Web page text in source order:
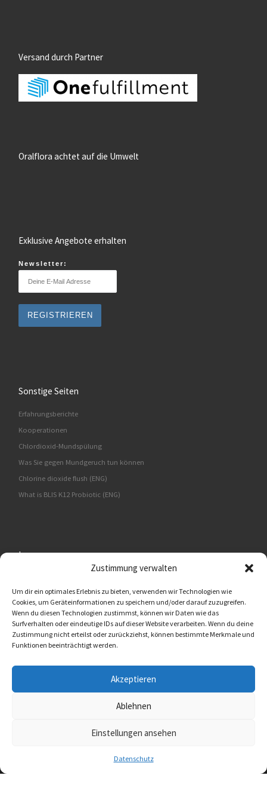
Zustimmung verwalten
Um dir ein optimales Erlebnis zu bieten, verwenden wir Technologien wie
Cookies, um Geräteinformationen zu speichern und/oder darauf zuzugreifen.
Wenn du diesen Technologien zustimmst, können wir Daten wie das
Surfverhalten oder eindeutige IDs auf dieser Website verarbeiten. Wenn du deine
Zustimmung nicht erteilst oder zurückziehst, können bestimmte Merkmale und
Funktionen beeinträchtigt werden.
Akzeptieren
Ablehnen
Einstellungen ansehen
Datenschutz
Versand durch Partner
Oralflora achtet auf die Umwelt
Exklusive Angebote erhalten
Newsletter:
Sonstige Seiten
Erfahrungsberichte
Kooperationen
Chlordioxid-Mundspülung
Was Sie gegen Mundgeruch tun können
Chlorine dioxide flush (ENG)
What is BLIS K12 Probiotic (ENG)
Impressum
An der Kolonnade 11
10117 Berlin
Oralflora® Deutschland
info@oralflora.de
www.oralflora.de
Oralflora® Deutschland – Alle Rechte vorbehalten